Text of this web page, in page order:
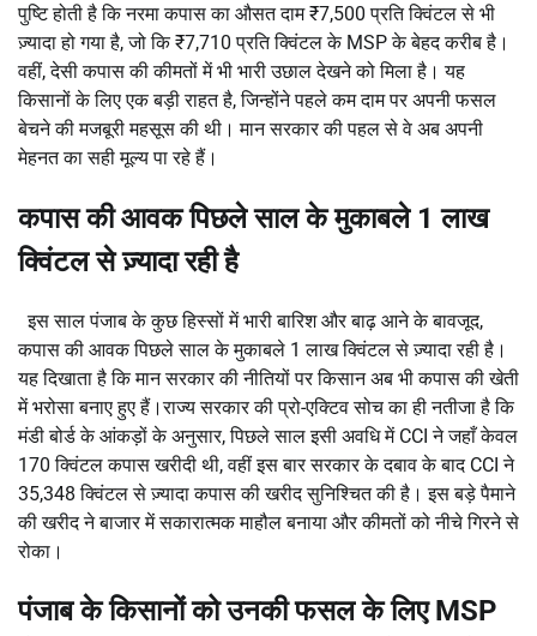
पुष्टि होती है कि नरमा कपास का औसत दाम ₹7,500 प्रति क्विंटल से भी
ज़्यादा हो गया है, जो कि ₹7,710 प्रति क्विंटल के MSP के बेहद करीब है।
वहीं, देसी कपास की कीमतों में भी भारी उछाल देखने को मिला है। यह
किसानों के लिए एक बड़ी राहत है, जिन्होंने पहले कम दाम पर अपनी फसल
बेचने की मजबूरी महसूस की थी। मान सरकार की पहल से वे अब अपनी
मेहनत का सही मूल्य पा रहे हैं।
कपास की आवक पिछले साल के मुकाबले 1 लाख
क्विंटल से ज़्यादा रही है
इस साल पंजाब के कुछ हिस्सों में भारी बारिश और बाढ़ आने के बावजूद,
कपास की आवक पिछले साल के मुकाबले 1 लाख क्विंटल से ज़्यादा रही है।
यह दिखाता है कि मान सरकार की नीतियों पर किसान अब भी कपास की खेती
में भरोसा बनाए हुए हैं।राज्य सरकार की प्रो-एक्टिव सोच का ही नतीजा है कि
मंडी बोर्ड के आंकड़ों के अनुसार, पिछले साल इसी अवधि में CCI ने जहाँ केवल
170 क्विंटल कपास खरीदी थी, वहीं इस बार सरकार के दबाव के बाद CCI ने
35,348 क्विंटल से ज़्यादा कपास की खरीद सुनिश्चित की है। इस बड़े पैमाने
की खरीद ने बाजार में सकारात्मक माहौल बनाया और कीमतों को नीचे गिरने से
रोका।
पंजाब के किसानों को उनकी फसल के लिए MSP